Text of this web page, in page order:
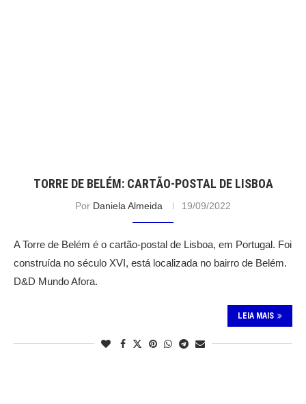
TORRE DE BELÉM: CARTÃO-POSTAL DE LISBOA
Por Daniela Almeida 19/09/2022
A Torre de Belém é o cartão-postal de Lisboa, em Portugal. Foi
construída no século XVI, está localizada no bairro de Belém.
D&D Mundo Afora.
LEIA MAIS